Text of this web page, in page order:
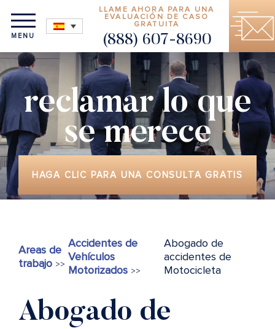
MENU
LLAME AHORA PARA UNA
EVALUACIÓN DE CASO
GRATUITA
(888) 607-8690
reclamar lo que
se merece
HAGA CLIC PARA UNA CONSULTA GRATIS
Areas de
trabajo >>
Accidentes de
Vehículos
Motorizados >>
Abogado de
accidentes de
Motocicleta
Abogado de